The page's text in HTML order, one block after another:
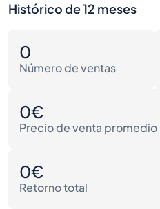
Histórico de 12 meses
0
Número de ventas
0€
Precio de venta promedio
0€
Retorno total